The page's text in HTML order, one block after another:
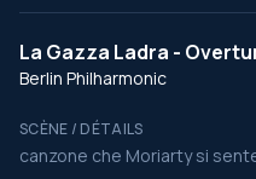
La Gazza Ladra -
Berlin Philharmonic
SCÈNE / DÉTAILS
canzone che Moriarty si